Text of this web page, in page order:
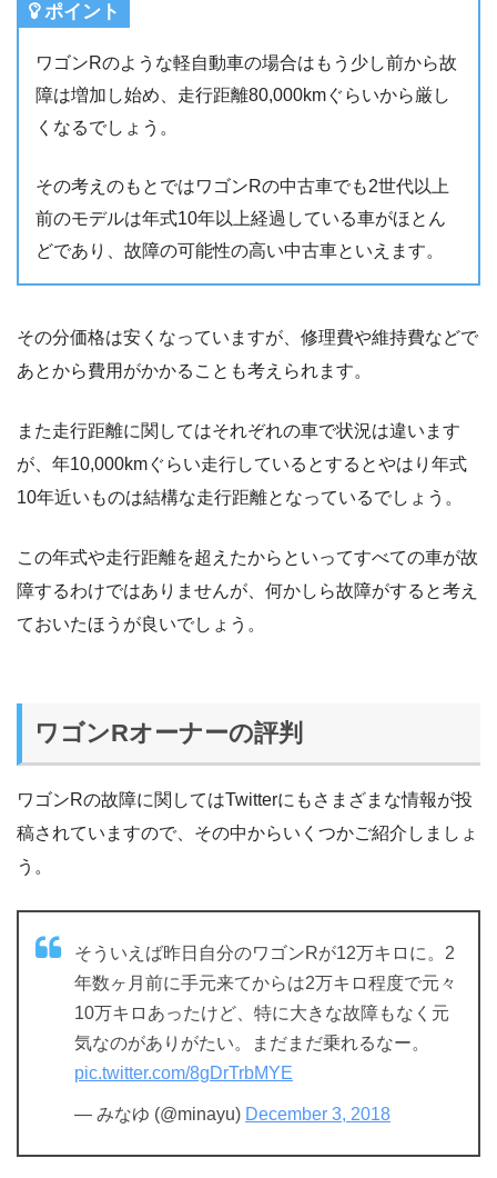
ポイント
ワゴンRのような軽自動車の場合はもう少し前から故
障は増加し始め、走行距離80,000kmぐらいから厳し
くなるでしょう。
その考えのもとではワゴンRの中古車でも2世代以上
前のモデルは年式10年以上経過している車がほとん
どであり、故障の可能性の高い中古車といえます。
その分価格は安くなっていますが、修理費や維持費などで
あとから費用がかかることも考えられます。
また走行距離に関してはそれぞれの車で状況は違います
が、年10,000kmぐらい走行しているとするとやはり年式
10年近いものは結構な走行距離となっているでしょう。
この年式や走行距離を超えたからといってすべての車が故
障するわけではありませんが、何かしら故障がすると考え
ておいたほうが良いでしょう。
ワゴンRオーナーの評判
ワゴンRの故障に関してはTwitterにもさまざまな情報が投
稿されていますので、その中からいくつかご紹介しましょ
う。
そういえば昨日自分のワゴンRが12万キロに。2
年数ヶ月前に手元来てからは2万キロ程度で元々
10万キロあったけど、特に大きな故障もなく元
気なのがありがたい。まだまだ乗れるなー。
pic.twitter.com/8gDrTrbMYE
— みなゆ (@minayu) December 3, 2018